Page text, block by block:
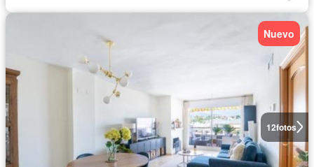
12fotos
Nuevo